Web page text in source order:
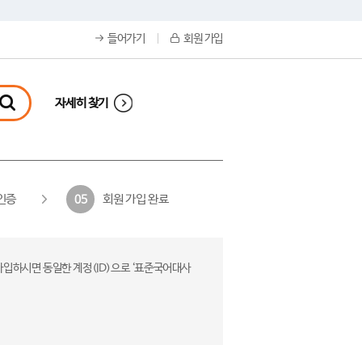
들어가기 회원 가입
자세히 찾기
증 05 회원 가입 완료
하시면 동일한 계정(ID)으로 ‘표준국어대사